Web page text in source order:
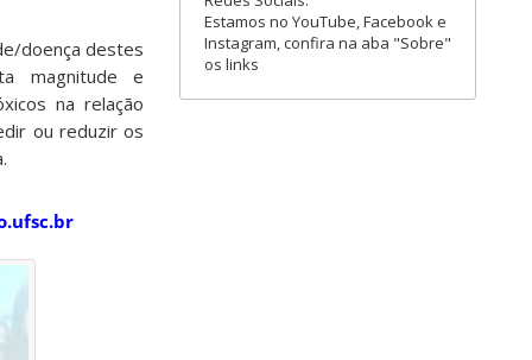
doença destes
magnitude e
na relação
ou reduzir os
Estamos no YouTube, Facebook e
Instagram, confira na aba "Sobre"
os links